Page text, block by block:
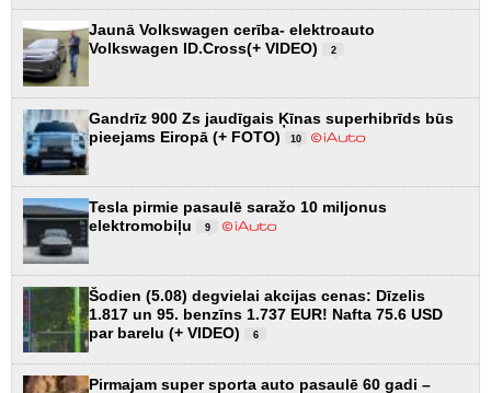
Jaunā Volkswagen cerība- elektroauto
Volkswagen ID.Cross(+ VIDEO)
2
Gandrīz 900 Zs jaudīgais Ķīnas superhibrīds būs
pieejams Eiropā (+ FOTO)
10
Tesla pirmie pasaulē saražo 10 miljonus
elektromobiļu
9
Šodien (5.08) degvielai akcijas cenas: Dīzelis
1.817 un 95. benzīns 1.737 EUR! Nafta 75.6 USD
par barelu (+ VIDEO)
6
Pirmajam super sporta auto pasaulē 60 gadi –